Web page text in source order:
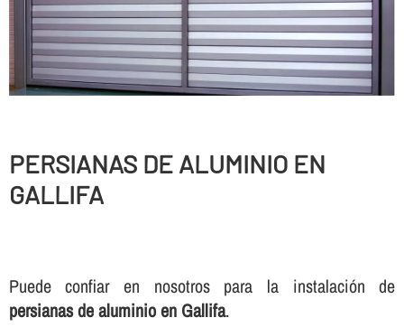
PERSIANAS DE ALUMINIO EN
GALLIFA
Puede confiar en nosotros para la instalación de
persianas de aluminio en Gallifa.